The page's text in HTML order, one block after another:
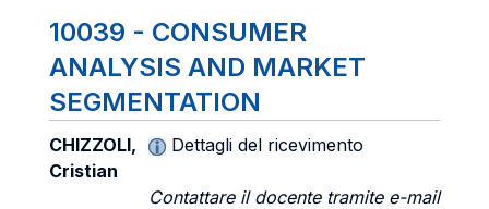
10039 - CONSUMER
ANALYSIS AND MARKET
SEGMENTATION
CHIZZOLI,
Cristian
Dettagli del ricevimento
Contattare il docente tramite e-mail